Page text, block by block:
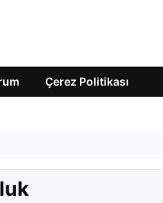
Çerez Politikası